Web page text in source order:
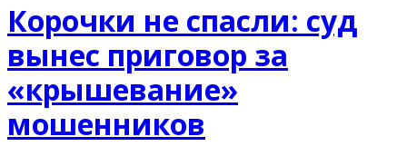
Корочки не спасли: суд
вынес приговор за
«крышевание»
мошенников